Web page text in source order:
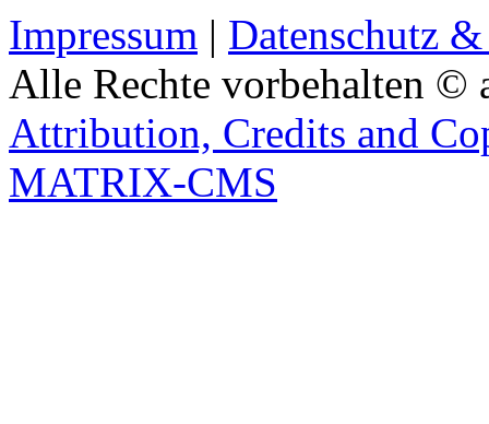
Impressum | Datenschutz
Alle Rechte vorbehalten ©
Attribution, Credits and
MATRIX-CMS